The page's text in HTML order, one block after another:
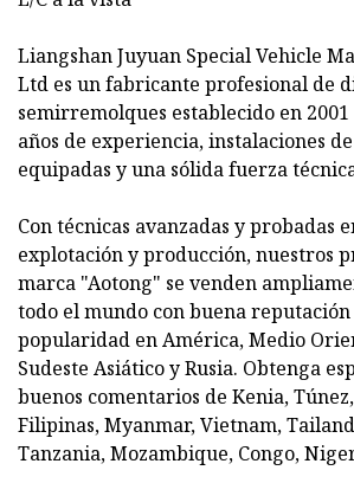
Liangshan Juyuan Special Vehicle
Ltd es un fabricante profesional de
semirremolques establecido en 2001
años de experiencia, instalaciones
equipadas y una sólida fuerza
Con técnicas avanzadas y probadas
explotación y producción, nuestros
marca "Aotong" se venden
todo el mundo con buena
popularidad en América, Medio
Sudeste Asiático y Rusia. Obtenga
buenos comentarios de Kenia,
Filipinas, Myanmar, Vietnam,
Tanzania, Mozambique, Congo,